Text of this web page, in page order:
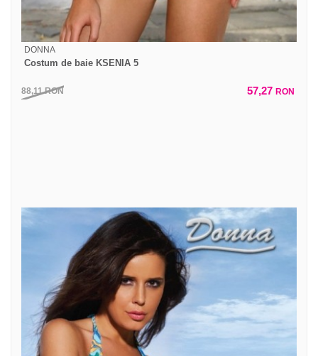
DONNA
Costum de baie KSENIA 5
88,11RON 57,27 RON